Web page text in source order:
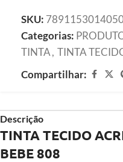
SKU:
Categorias:
TINTA, TINTA
Compartilhar:
Descrição
TINTA TECIDO
BEBE 808